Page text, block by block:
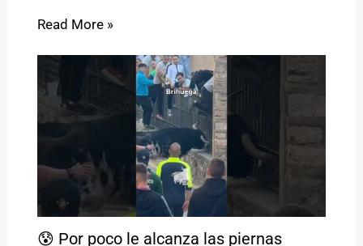
Read More »
😰 Por poco le alcanza las piernas